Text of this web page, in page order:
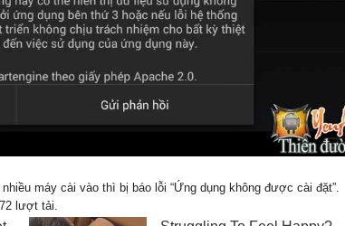
máy cài vào thì bị báo lỗi “Ứng dụng không được cài đặt”.
lượt tải.